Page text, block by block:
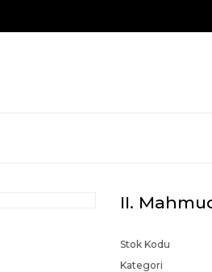
II.
Stok Kodu
Kategori